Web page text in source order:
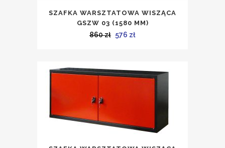
SZAFKA WARSZTATOWA WISZĄCA
GSZW 03 (1580 MM)
860zł Pierwotna
860 zł.
576 złAktualna
576 zł.